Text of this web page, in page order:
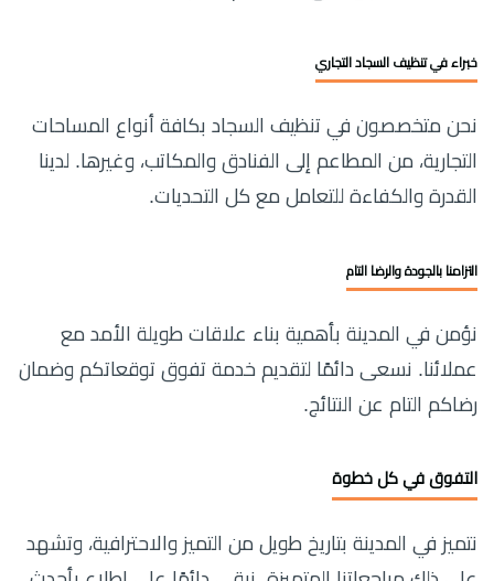
خبراء في تنظيف السجاد التجاري
نحن متخصصون في تنظيف السجاد بكافة أنواع المساحات
التجارية، من المطاعم إلى الفنادق والمكاتب، وغيرها. لدينا
القدرة والكفاءة للتعامل مع كل التحديات.
التزامنا بالجودة والرضا التام
نؤمن في المدينة بأهمية بناء علاقات طويلة الأمد مع
عملائنا. نسعى دائمًا لتقديم خدمة تفوق توقعاتكم وضمان
رضاكم التام عن النتائج.
التفوق في كل خطوة
نتميز في المدينة بتاريخ طويل من التميز والاحترافية، وتشهد